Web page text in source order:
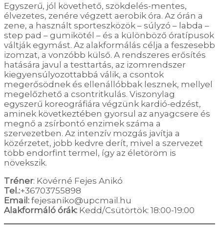
Egyszerű, jól követhető, szökdelés-mentes,
élvezetes, zenére végzett aerobik óra. Az órán a
zene, a használt sporteszközök – súlyzó – labda –
step pad – gumikötél – és a különböző óratípusok
váltják egymást. Az alakformálás célja a feszesebb
izomzat, a vonzóbb külső. A rendszeres erősítés
hatására javul a testtartás, az izomrendszer
kiegyensúlyozottabbá válik, a csontok
megerősödnek és ellenállóbbak lesznek, mellyel
megelőzhető a csontritkulás. Viszonylag
egyszerű koreográfiára végzünk kardió-edzést,
aminek következtében gyorsul az anyagcsere és
megnő a zsírbontó enzimek száma a
szervezetben. Az intenzív mozgás javítja a
közérzetet, jobb kedvre derít, mivel a szervezet
több endorfint termel, így az életöröm is
növekszik.
Tréner: Kövérné Fejes Anikó
Tel.:+36703755898
Email: fejesaniko@upcmail.hu
Alakformáló órák: Kedd/Csütörtök: 18:00-19:00